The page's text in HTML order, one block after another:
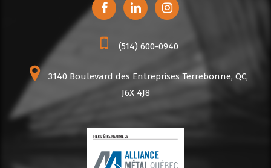
(514) 600-0940
3140 Boulevard des Entreprises Terrebonne, QC,
J6X 4J8